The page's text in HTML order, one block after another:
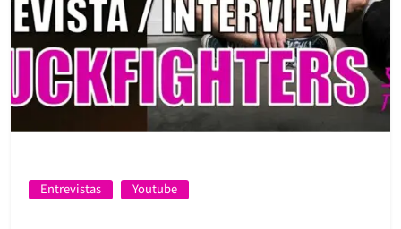
Entrevistas Youtube